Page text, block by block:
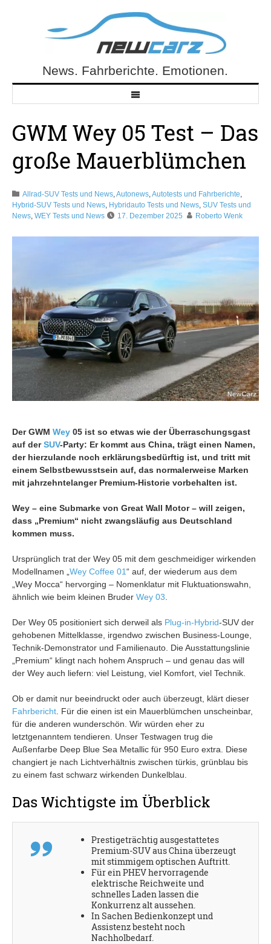
NewCarz.deNews. Fahrberichte. Emotionen.
GWM Wey 05 Test – Das
große Mauerblümchen
Allrad-SUV Tests und News,Autonews,Autotests und Fahrberichte,
Hybrid-SUV Tests und News, Hybridauto Tests und News, SUV Tests und
News, WEY Tests und News 17. Dezember 2025 Roberto Wenk
Der GWM Wey 05 ist so etwas wie der Überraschungsgast
auf derSUV-Party: Er kommt aus China, trägt einen Namen,
der hierzulande noch erklärungsbedürftig ist, und tritt mit
einem Selbstbewusstsein auf, das normalerweise Marken
mit jahrzehntelanger Premium-Historie vorbehalten ist.
Wey – eine Submarke von Great Wall Motor – will zeigen,
dass „Premium“ nicht zwangsläufig aus Deutschland
kommen muss.
Ursprünglich trat der Wey 05 mit dem geschmeidiger wirkenden
Modellnamen „ Wey Coffee 01“ auf, der wiederum aus dem
„Wey Mocca“ hervorging – Nomenklatur mit Fluktuationswahn,
ähnlich wie beim kleinen Bruder Wey 03
Der Wey 05 positioniert sich derweil als Plug-in-Hybrid-SUV der
gehobenen Mittelklasse, irgendwo zwischen Business-Lounge,
Technik-Demonstrator und Familienauto. Die Ausstattungslinie
„Premium“ klingt nach hohem Anspruch – und genau das will
der Wey auch liefern: viel Leistung, viel Komfort, viel Technik.
Ob er damit nur beeindruckt oder auch überzeugt, klärt dieser
Fahrbericht . Für die einen ist ein Mauerblümchen unscheinbar,
für die anderen wunderschön. Wir würden eher zu
letztgenanntem tendieren. Unser Testwagen trug die
Außenfarbe Deep Blue Sea Metallic für 950 Euro extra. Diese
changiert je nach Lichtverhältnis zwischen türkis, grünblau bis
zu einem fast schwarz wirkenden Dunkelblau.
Das Wichtigste im Überblick
Prestigeträchtig ausgestattetes
Premium-SUV aus China überzeugt
mit stimmigem optischen Auftritt.
Für ein PHEV hervorragende
elektrische Reichweite und
schnelles Laden lassen die
Konkurrenz alt aussehen.
In Sachen Bedienkonzept und
Assistenz besteht noch
Nachholbedarf.